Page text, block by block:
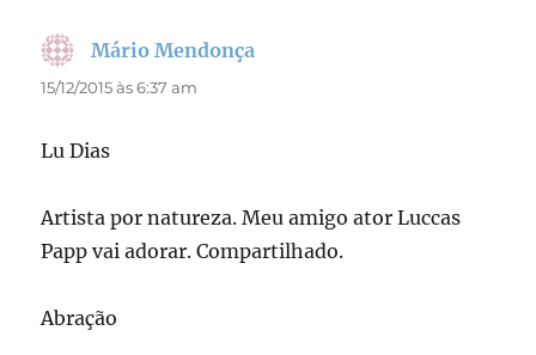
Mário Mendonça
15/12/2015 às 6:37 am
Lu Dias
Artista por natureza. Meu amigo ator Luccas
Papp vai adorar. Compartilhado.
Abração